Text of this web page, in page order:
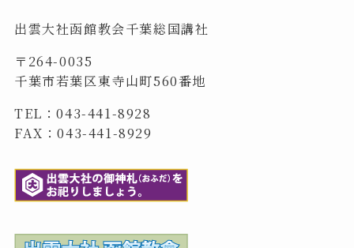
出雲大社函館教会千葉総国講社
〒264-0035
千葉市若葉区東寺山町560番地
TEL：043-441-8928
FAX：043-441-8929